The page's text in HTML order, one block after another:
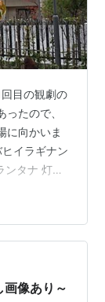
目の観劇の
たので、
に向かいま
イラギナン
タナ 灯の
観劇のあ
帰りまし
一番量の少
な料金で
影）
像あり～